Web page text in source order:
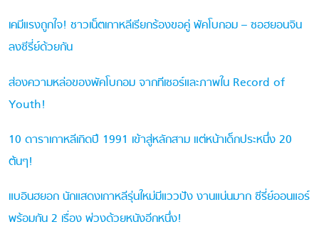
เคมีแรงถูกใจ! ชาวเน็ตเกาหลีเรียกร้องขอคู่ พัคโบกอม – ซอฮยอนจิน
ลงซีรี่ย์ด้วยกัน
ส่องความหล่อของพัคโบกอม จากทีเซอร์และภาพใน Record of
Youth!
10 ดาราเกาหลีเกิดปี 1991 เข้าสู่หลักสาม แต่หน้าเด็กประหนึ่ง 20
ต้นๆ!
แบอินฮยอก นักแสดงเกาหลีรุ่นใหม่มีแววปัง งานแน่นมาก ซีรี่ย์ออนแอร์
พร้อมกัน 2 เรื่อง พ่วงด้วยหนังอีกหนึ่ง!